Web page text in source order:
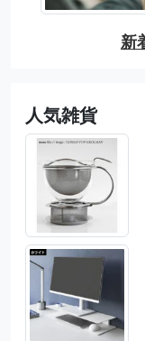
新
人気雑貨